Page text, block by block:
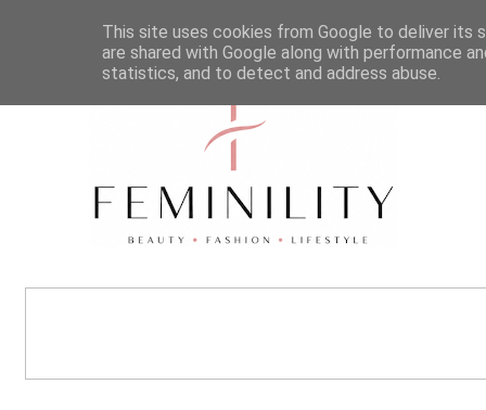
This site uses cookies from Google to deliver its
are shared with Google along with performance
statistics, and to detect and address abuse.